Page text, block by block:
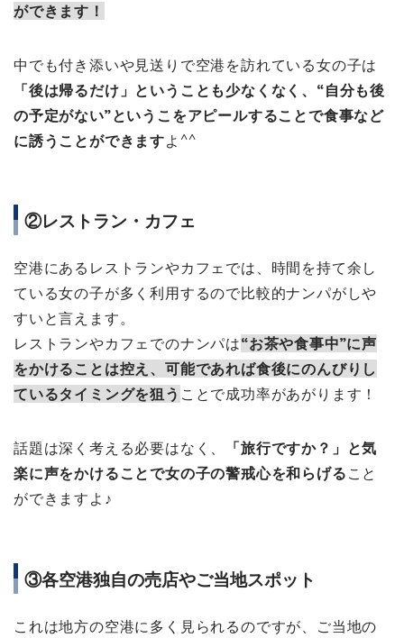
ができます！
中でも付き添いや見送りで空港を訪れている女の子は
「後は帰るだけ」ということも少なくなく、“自分も後
の予定がない”というこをアピールすることで食事など
に誘うことができますよ^^
②レストラン・カフェ
空港にあるレストランやカフェでは、時間を持て余し
ている女の子が多く利用するので比較的ナンパがしや
すいと言えます。
レストランやカフェでのナンパは“お茶や食事中”に声
をかけることは控え、可能であれば食後にのんびりし
ているタイミングを狙う ことで成功率があがります！
話題は深く考える必要はなく、
「旅行ですか？」と気
楽に声をかけることで女の子の警戒心を和らげる こと
ができますよ♪
③各空港独自の売店やご当地スポット
これは地方の空港に多く見られるのですが、ご当地の